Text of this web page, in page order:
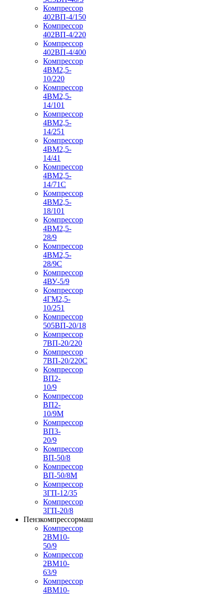
Компрессор
402ВП-4/150
Компрессор
402ВП-4/220
Компрессор
402ВП-4/400
Компрессор
4ВМ2,5-
10/220
Компрессор
4ВМ2,5-
14/101
Компрессор
4ВМ2,5-
14/251
Компрессор
4ВМ2,5-
14/41
Компрессор
4ВМ2,5-
14/71C
Компрессор
4ВМ2,5-
18/101
Компрессор
4ВМ2,5-
28/9
Компрессор
4ВМ2,5-
28/9С
Компрессор
4ВУ-5/9
Компрессор
4ГМ2,5-
10/251
Компрессор
505ВП-20/18
Компрессор
7ВП-20/220
Компрессор
7ВП-20/220С
Компрессор
ВП2-
10/9
Компрессор
ВП2-
10/9М
Компрессор
ВП3-
20/9
Компрессор
ВП-50/8
Компрессор
ВП-50/8М
Компрессор
3ГП-12/35
Компрессор
3ГП-20/8
Пензкомпрессормаш
Компрессор
2ВМ10-
50/9
Компрессор
2ВМ10-
63/9
Компрессор
4ВМ10-